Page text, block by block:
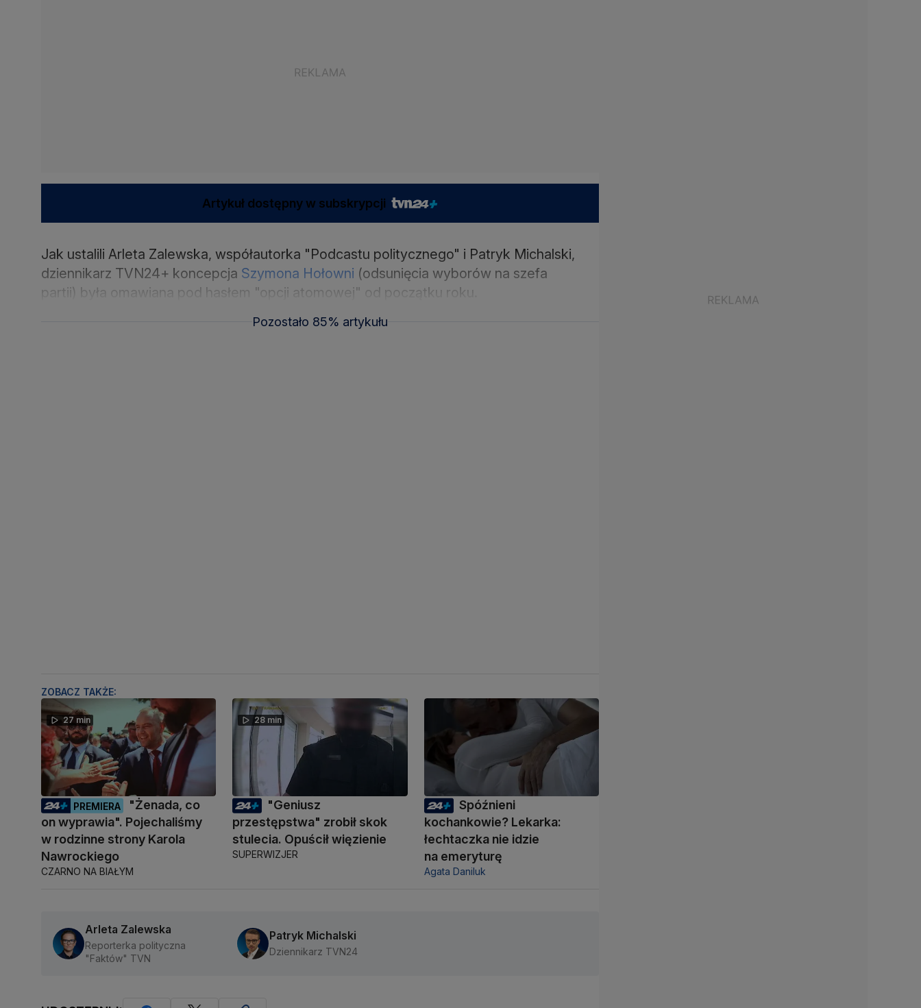
Artykuł dostępny w subskrypcji
Jak ustalili Arleta Zalewska, współautorka "Podcastu politycznego" i Patryk Michalski,
dziennikarz TVN24+ koncepcja Szymona Hołowni (odsunięcia wyborów na szefa
partii) była omawiana pod hasłem "opcji atomowej" od początku roku.
Pozostało 85% artykułu
ZOBACZ TAKŻE:
27 min
PREMIERA
"Żenada, co
on wyprawia". Pojechaliśmy
w rodzinne strony Karola
Nawrockiego
CZARNO NA BIAŁYM
28 min
"Geniusz
przestępstwa" zrobił skok
stulecia. Opuścił więzienie
SUPERWIZJER
Spóźnieni
kochankowie? Lekarka:
łechtaczka nie idzie
na emeryturę
Agata Daniluk
Arleta Zalewska
Reporterka polityczna
"Faktów" TVN
Patryk Michalski
Dziennikarz TVN24